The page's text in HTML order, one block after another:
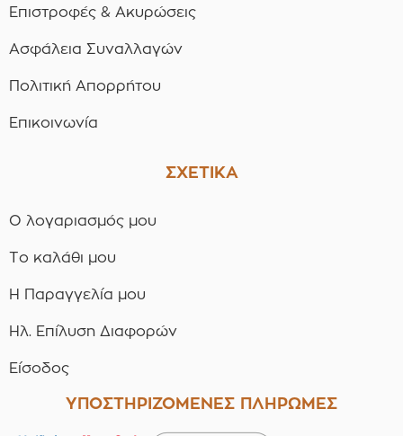
Επιστροφές & Ακυρώσεις
Ασφάλεια Συναλλαγών
Πολιτική Απορρήτου
Επικοινωνία
ΣΧΕΤΙΚΑ
Ο λογαριασμός μου
Το καλάθι μου
Η Παραγγελία μου
Ηλ. Επίλυση Διαφορών
Είσοδος
ΥΠΟΣΤΗΡΙΖΟΜΕΝΕΣ ΠΛΗΡΩΜΕΣ